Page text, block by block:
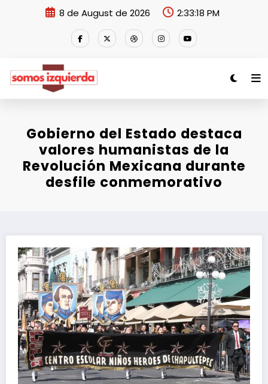
8 de August de 2026 2:33:18 PM
Gobierno del Estado destaca
valores humanistas de la
Revolución Mexicana durante
desfile conmemorativo